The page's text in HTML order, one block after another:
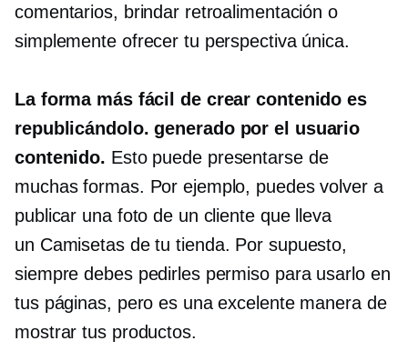
comentarios, brindar retroalimentación o
simplemente ofrecer tu perspectiva única.
La forma más fácil de crear contenido es
republicándolo.generado por el usuario
contenido. Esto puede presentarse de
muchas formas. Por ejemplo, puedes volver a
publicar una foto de un cliente que lleva
un Camisetasde tu tienda. Por supuesto,
siempre debes pedirles permiso para usarlo en
tus páginas, pero es una excelente manera de
mostrar tus productos.